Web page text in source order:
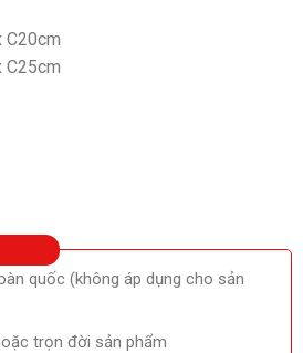
C20cm
C25cm
quốc (không áp dụng cho sản
trọn đời sản phẩm